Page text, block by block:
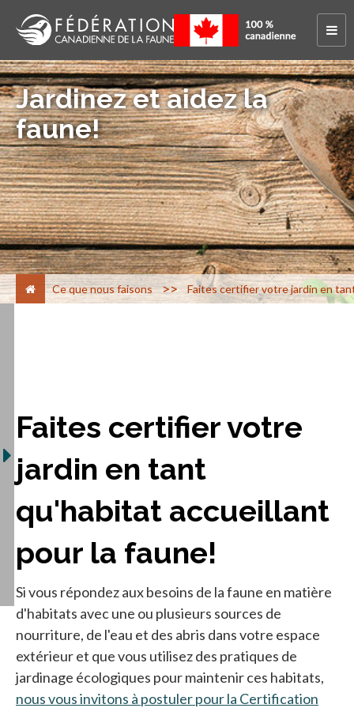
Jardinez et aidez la
faune!
Ce que nous faisons > Faites certifier votre jardin en
Faites certifier votre
jardin en tant
qu'habitat accueillant
pour la faune!
Si vous répondez aux besoins de la faune en matière
d'habitats avec une ou plusieurs sources de
nourriture, de l'eau et des abris dans votre espace
extérieur et que vous utilisez des pratiques de
jardinage écologiques pour maintenir ces habitats,
nous vous invitons à postuler pour la Certification